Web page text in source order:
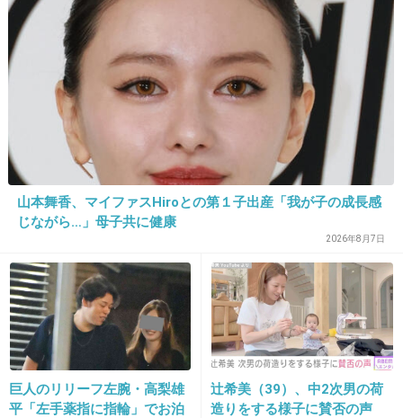
＞＞９
これスッピン？疲れてるのかな…
+34 -6
18. 匿名 2013/04/02(火) 22:18:57
一方、西川貴教(42)は
出典：livedoor.blogimg.jp
出典：livedoor.blogimg.jp
山本舞香、マイファスHiroとの第１子出産「我が子の成長感
じながら…」母子共に健康
2026年8月7日
巨人のリリーフ左腕・高梨雄
平「左手薬指に指輪」でお泊
辻希美（39）、中2次男の荷
造りをする様子に賛否の声